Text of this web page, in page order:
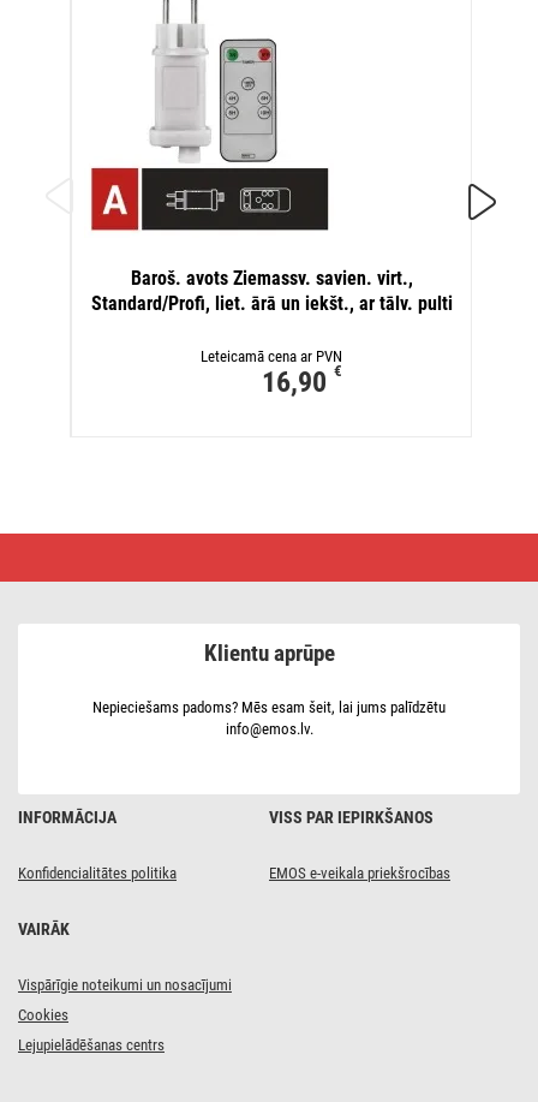
Baroš. avots Ziemassv. savien. virt.,
Standard/Profi, liet. ārā un iekšt., ar tālv. pulti
Leteicamā cena ar PVN
16,90 €
savienojošā
INFORMĀCIJA
Konfidencialitātes politika
VISS PAR IEPIRKŠANOS
EMOS e-veikala priekšrocības
VAIRĀK
Vispārīgie noteikumi un nosacījumi
Cookies
Lejupielādēšanas centrs
Klientu aprūpe
Nepieciešams padoms? Mēs esam šeit, lai jums palīdzētu
info@emos.lv.